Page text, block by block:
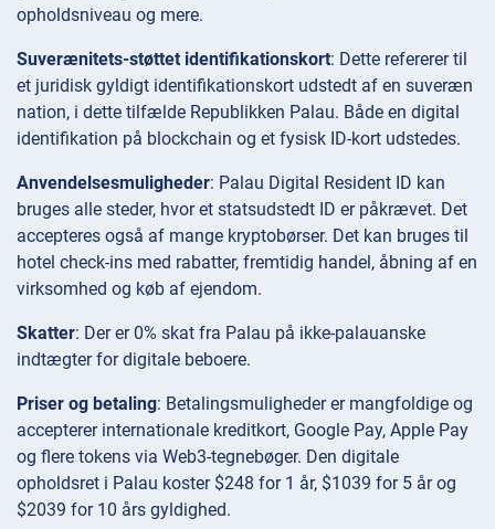
opholdsniveau og mere.
Suverænitets-støttet identifikationskort: Dette refererer til
et juridisk gyldigt identifikationskort udstedt af en suveræn
nation, i dette tilfælde Republikken Palau. Både en digital
identifikation på blockchain og et fysisk ID-kort udstedes.
Anvendelsesmuligheder: Palau Digital Resident ID kan
bruges alle steder, hvor et statsudstedt ID er påkrævet. Det
accepteres også af mange kryptobørser. Det kan bruges til
hotel check-ins med rabatter, fremtidig handel, åbning af en
virksomhed og køb af ejendom.
Skatter: Der er 0% skat fra Palau på ikke-palauanske
indtægter for digitale beboere.
Priser og betaling: Betalingsmuligheder er mangfoldige og
accepterer internationale kreditkort, Google Pay, Apple Pay
og flere tokens via Web3-tegnebøger. Den digitale
opholdsret i Palau koster $248 for 1 år, $1039 for 5 år og
$2039 for 10 års gyldighed.